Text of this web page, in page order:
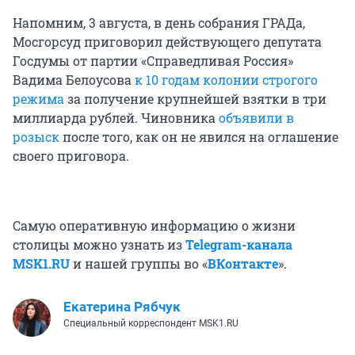
Напомним, 3 августа, в день собрания ГРАДа,
Мосгорсуд приговорил действующего депутата
Госдумы от партии «Справедливая Россия»
Вадима Белоусовак 10 годам колонии строгого
режимаза получение крупнейшей взятки в три
миллиарда рублей. Чиновникаобъявили в
розыскпосле того, как он не явился на оглашение
своего приговора.
Самую оперативную информацию о жизни
столицы можно узнать изTelegram-канала
MSK1.RUи нашей группы во «ВКонтакте».
Екатерина Рябчук
Специальный корреспондент MSK1.RU